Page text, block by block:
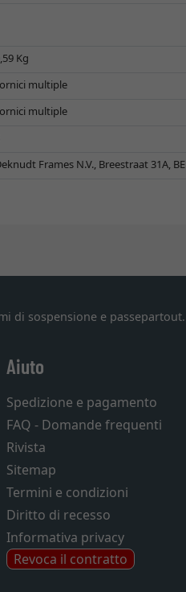
Kg
multiple
multiple
Frames N.V., Breestraat 31A,
di sospensione e
Aiuto
Spedizione e pagamento
FAQ - Domande frequenti
Rivista
Sitemap
Termini e condizioni
Diritto di recesso
Informativa privacy
Revoca il contratto